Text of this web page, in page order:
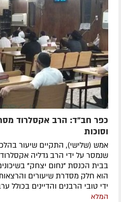
כפר חב"ד: הרב אקסלרוד
וסוכות
אמש (שלישי), התקיים שיעור
שנמסר על ידי הרב גדליה
בבית הכנסת "נחום יצחק"
הוא חלק מסדרת שיעורים
ידי טובי הרבנים והדיינים בכולל
המלא